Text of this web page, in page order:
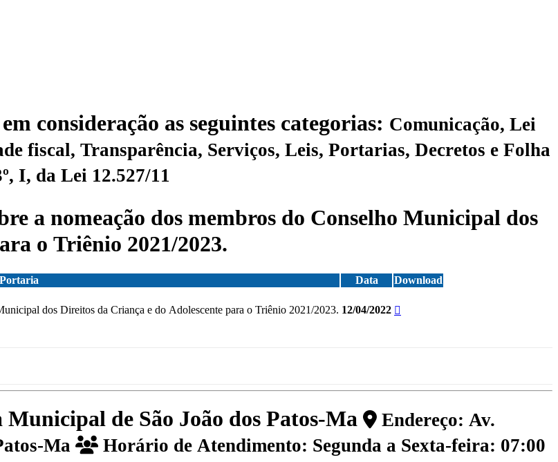
consideração as seguintes categorias: Comunicação, Lei
Serviços, Leis, Portarias, Decretos e Folha
I, da Lei 12.527/11
a nomeação dos membros do Conselho Municipal dos
o Triênio 2021/2023.
Data Download
dos Direitos da Criança e do Adolescente para o Triênio 2021/2023. 12/04/2022
de São João dos Patos-Ma
Endereço: Av.
Ma
Horário de Atendimento: Segunda a Sexta-feira: 07:00